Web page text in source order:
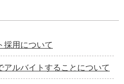
採用について
ルバイトすることについて